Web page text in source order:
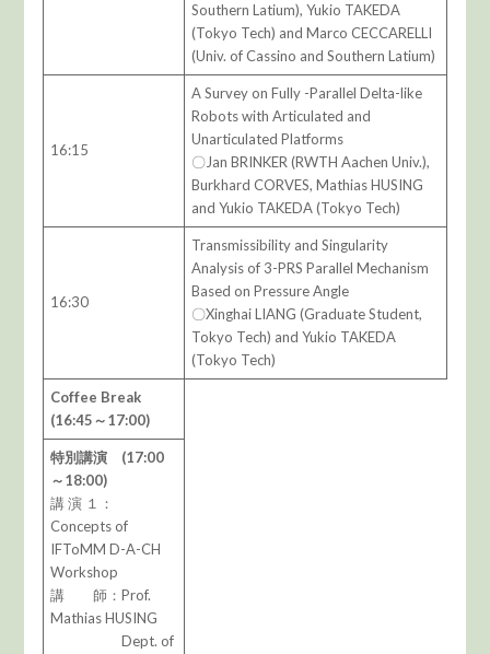
Southern Latium), Yukio TAKEDA
(Tokyo Tech) and Marco CECCARELLI
(Univ. of Cassino and Southern Latium)
16:15
A Survey on Fully -Parallel Delta-like
Robots with Articulated and
Unarticulated Platforms
〇Jan BRINKER (RWTH Aachen Univ.),
Burkhard CORVES, Mathias HUSING
and Yukio TAKEDA (Tokyo Tech)
16:30
Transmissibility and Singularity
Analysis of 3-PRS Parallel Mechanism
Based on Pressure Angle
〇Xinghai LIANG (Graduate Student,
Tokyo Tech) and Yukio TAKEDA
(Tokyo Tech)
Coffee Break
(16:45～17:00)
特別講演 (17:00
～18:00)
講 演 １：
Concepts of
IFToMM D-A-CH
Workshop
講 師：Prof.
Mathias HUSING
Dept. of